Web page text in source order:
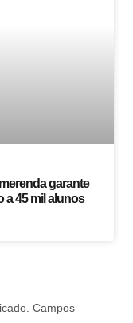
garante
a 45 mil alunos
Campos